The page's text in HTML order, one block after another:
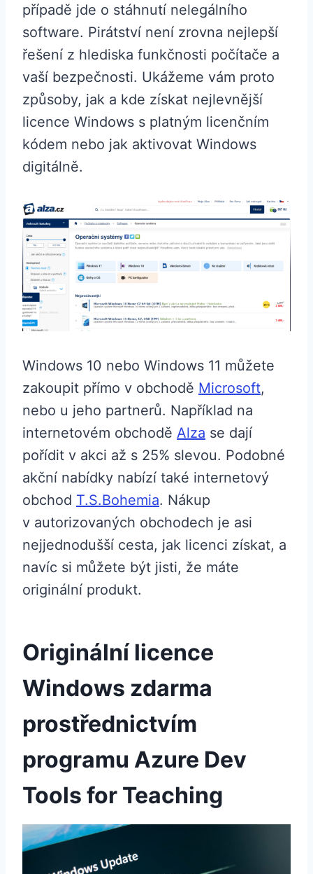
případě jde o stáhnutí nelegálního
software. Pirátství není zrovna nejlepší
řešení z hlediska funkčnosti počítače a
vaší bezpečnosti. Ukážeme vám proto
způsoby, jak a kde získat nejlevnější
licence Windows s platným licenčním
kódem nebo jak aktivovat Windows
digitálně.
Windows 10 nebo Windows 11 můžete
zakoupit přímo v obchodě Microsoft,
nebo u jeho partnerů. Například na
internetovém obchodě Alza se dají
pořídit v akci až s 25% slevou. Podobné
akční nabídky nabízí také internetový
obchod T.S.Bohemia. Nákup
v autorizovaných obchodech je asi
nejjednodušší cesta, jak licenci získat, a
navíc si můžete být jisti, že máte
originální produkt.
Originální licence
Windows zdarma
prostřednictvím
programu Azure Dev
Tools for Teaching